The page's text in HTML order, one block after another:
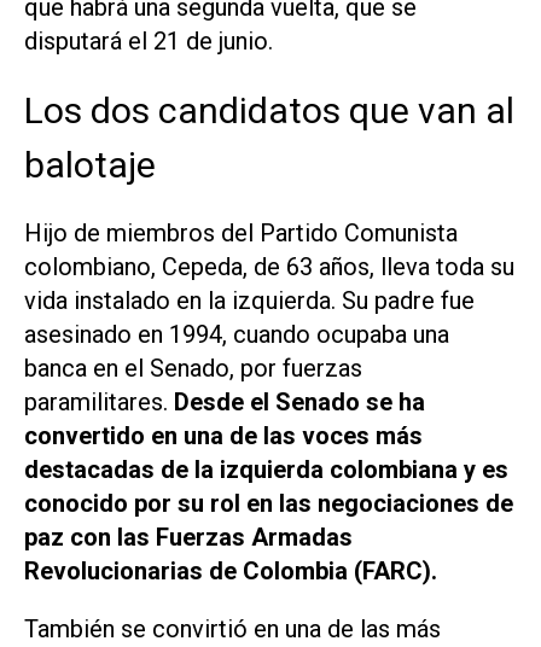
que habrá una segunda vuelta, que se
disputará el 21 de junio.
Los dos candidatos que van al
balotaje
Hijo de miembros del Partido Comunista
colombiano, Cepeda, de 63 años, lleva toda su
vida instalado en la izquierda. Su padre fue
asesinado en 1994, cuando ocupaba una
banca en el Senado, por fuerzas
paramilitares. Desde el Senado se ha
convertido en una de las voces más
destacadas de la izquierda colombiana y es
conocido por su rol en las negociaciones de
paz con las Fuerzas Armadas
Revolucionarias de Colombia (FARC).
También se convirtió en una de las más